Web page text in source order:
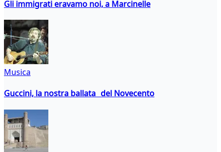
Gli immigrati eravamo noi, a Marcinelle
Musica
Guccini, la nostra ballata del Novecento